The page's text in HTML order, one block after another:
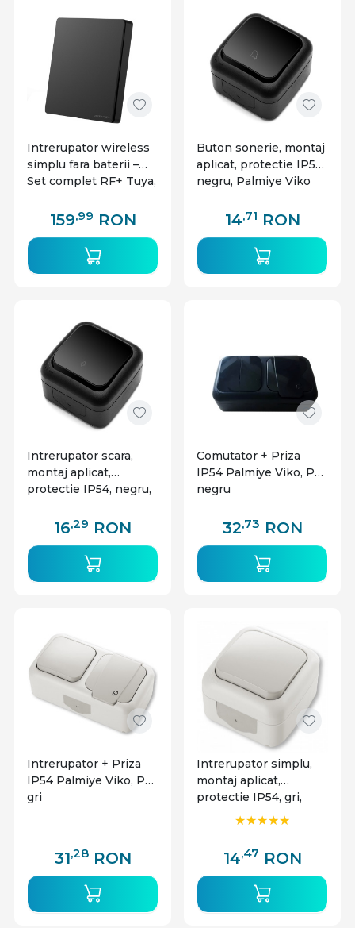
Intrerupator wireless
simplu fara baterii –
Set complet RF+ Tuya,
159,99 RON
Buton sonerie, montaj
aplicat, protectie IP54,
negru, Palmiye Viko
14,71 RON
Intrerupator scara,
montaj aplicat,
protectie IP54, negru,
16,29 RON
Comutator + Priza
IP54 Palmiye Viko, PT,
negru
32,73 RON
Intrerupator + Priza
IP54 Palmiye Viko, PT,
gri
31,28 RON
Intrerupator simplu,
montaj aplicat,
protectie IP54, gri,
Palmiye Viko
14,47 RON